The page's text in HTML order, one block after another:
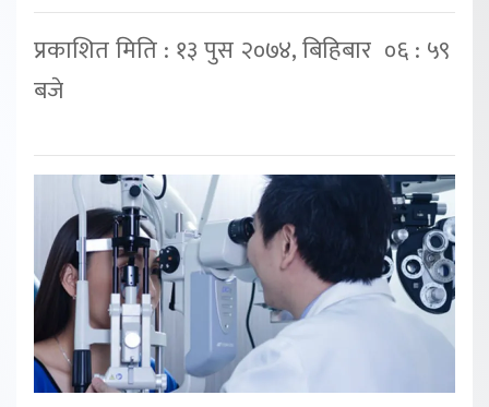
प्रकाशित मिति : १३ पुस २०७४, बिहिबार ०६ : ५९
बजे